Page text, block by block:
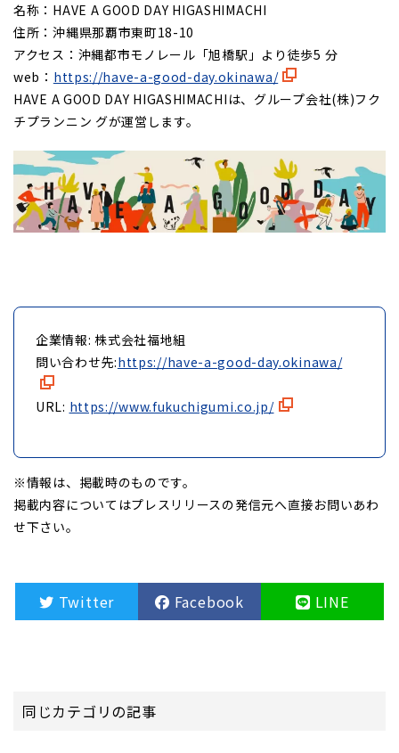
名称：HAVE A GOOD DAY HIGASHIMACHI
住所：沖縄県那覇市東町18-10
アクセス：沖縄都市モノレール「旭橋駅」より徒歩5 分
web： https://have-a-good-day.okinawa/
HAVE A GOOD DAY HIGASHIMACHIは、グループ会社(株)フク
チプランニン グが運営します。
企業情報: 株式会社福地組
問い合わせ先:https://have-a-good-day.okinawa/
URL: https://www.fukuchigumi.co.jp/
※情報は、掲載時のものです。
掲載内容についてはプレスリリースの発信元へ直接お問いあわ
せ下さい。
Twitter Facebook LINE
同じカテゴリの記事